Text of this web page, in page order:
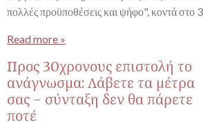
πολλές προϋποθέσεις και ψήφο", κοντά στο
Read more »
Προς 30χρονους επιστολή το
ανάγνωσμα: Λάβετε τα μέτρα
σας - σύνταξη δεν θα πάρετε
ποτέ